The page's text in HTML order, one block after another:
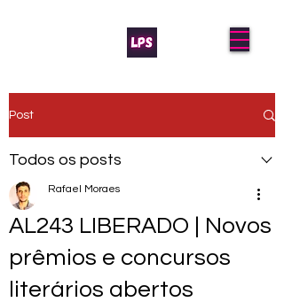
Post
Todos os posts
AL243 LIBERADO | Novos
prêmios e concursos
literários abertos
Rafael Moraes